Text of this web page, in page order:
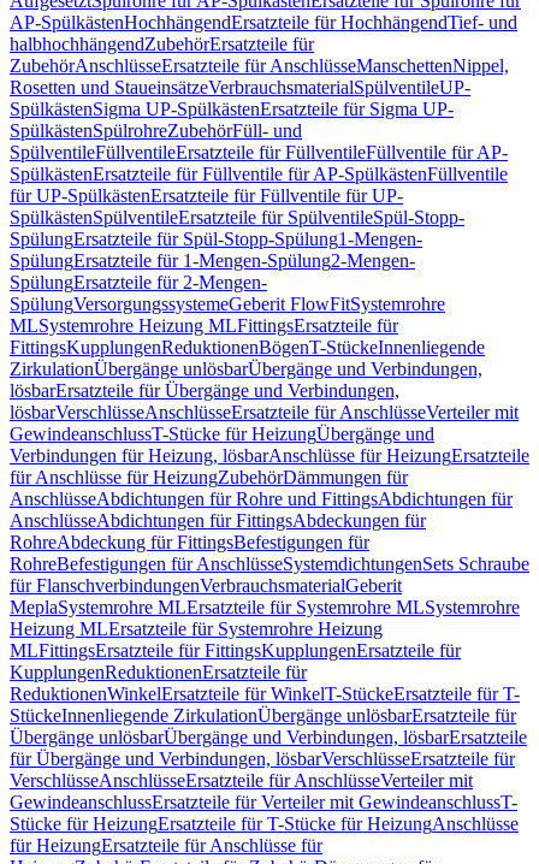
AP-SpülkästenHochhängendErsatzteile für HochhängendTief- und
halbhochhängendZubehörErsatzteile für
ZubehörAnschlüsseErsatzteile für AnschlüsseManschettenNippel,
Rosetten und StaueinsätzeVerbrauchsmaterialSpülventileUP-
SpülkästenSigma UP-SpülkästenErsatzteile für Sigma UP-
SpülkästenSpülrohreZubehörFüll- und
SpülventileFüllventileErsatzteile für FüllventileFüllventile für AP-
SpülkästenErsatzteile für Füllventile für AP-SpülkästenFüllventile
für UP-SpülkästenErsatzteile für Füllventile für UP-
SpülkästenSpülventileErsatzteile für SpülventileSpül-Stopp-
SpülungErsatzteile für Spül-Stopp-Spülung1-Mengen-
SpülungErsatzteile für 1-Mengen-Spülung2-Mengen-
SpülungErsatzteile für 2-Mengen-
SpülungVersorgungssystemeGeberit FlowFitSystemrohre
MLSystemrohre Heizung MLFittingsErsatzteile für
FittingsKupplungenReduktionenBögenT-StückeInnenliegende
ZirkulationÜbergänge unlösbarÜbergänge und Verbindungen,
lösbarErsatzteile für Übergänge und Verbindungen,
lösbarVerschlüsseAnschlüsseErsatzteile für AnschlüsseVerteiler mit
GewindeanschlussT-Stücke für HeizungÜbergänge und
Verbindungen für Heizung, lösbarAnschlüsse für HeizungErsatzteile
für Anschlüsse für HeizungZubehörDämmungen für
AnschlüsseAbdichtungen für Rohre und FittingsAbdichtungen für
AnschlüsseAbdichtungen für FittingsAbdeckungen für
RohreAbdeckung für FittingsBefestigungen für
RohreBefestigungen für AnschlüsseSystemdichtungenSets Schraube
für FlanschverbindungenVerbrauchsmaterialGeberit
MeplaSystemrohre MLErsatzteile für Systemrohre MLSystemrohre
Heizung MLErsatzteile für Systemrohre Heizung
MLFittingsErsatzteile für FittingsKupplungenErsatzteile für
KupplungenReduktionenErsatzteile für
ReduktionenWinkelErsatzteile für WinkelT-StückeErsatzteile für T-
StückeInnenliegende ZirkulationÜbergänge unlösbarErsatzteile für
Übergänge unlösbarÜbergänge und Verbindungen, lösbarErsatzteile
für Übergänge und Verbindungen, lösbarVerschlüsseErsatzteile für
VerschlüsseAnschlüsseErsatzteile für AnschlüsseVerteiler mit
GewindeanschlussErsatzteile für Verteiler mit GewindeanschlussT-
Stücke für HeizungErsatzteile für T-Stücke für HeizungAnschlüsse
für HeizungErsatzteile für Anschlüsse für